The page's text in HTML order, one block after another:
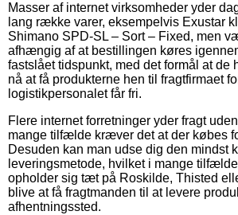
Masser af internet virksomheder yder
lang række varer, eksempelvis Exustar
Shimano SPD-SL – Sort – Fixed, men
afhængig af at bestillingen køres
fastslået tidspunkt, med det formål at de
nå at få produkterne hen til fragtfirmaet
logistikpersonalet får fri.
Flere internet forretninger yder fragt
mange tilfælde kræver det at der købes
Desuden kan man udse dig den mindst
leveringsmetode, hvilket i mange
opholder sig tæt på Roskilde, Thisted
blive at få fragtmanden til at levere
afhentningssted.